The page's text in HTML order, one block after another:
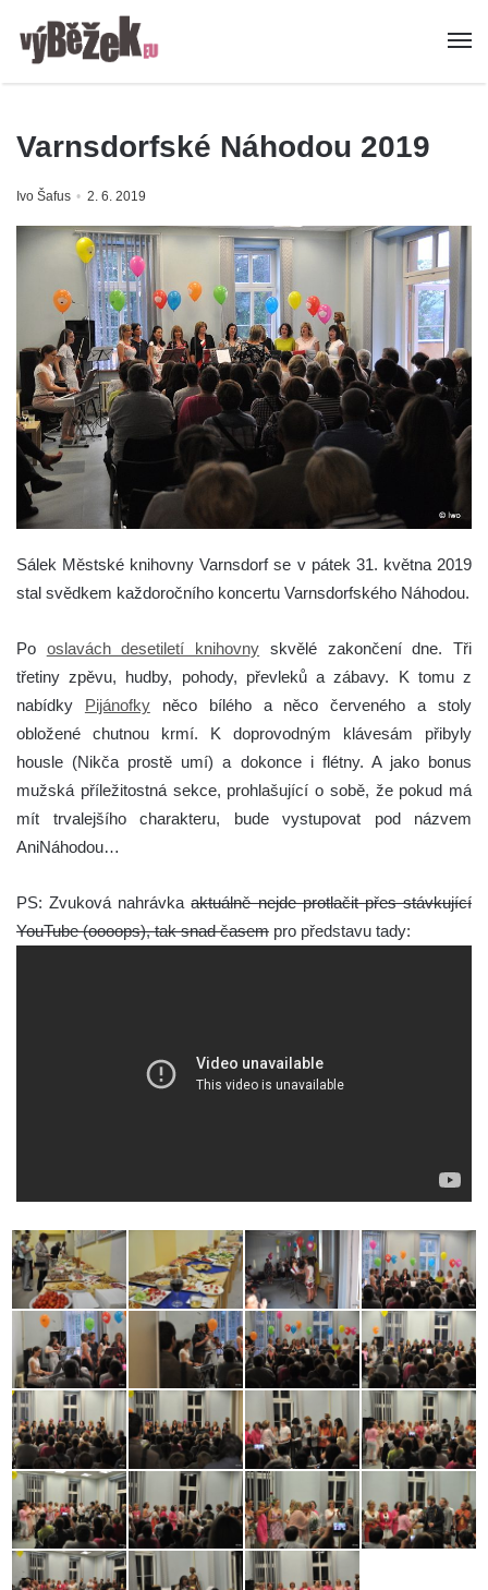
Varnsdorfské Náhodou 2019
Ivo Šafus 2. 6. 2019
Sálek Městské knihovny Varnsdorf se v pátek 31. května 2019
stal svědkem každoročního koncertu Varnsdorfského Náhodou.
Po oslavách desetiletí knihovny skvělé zakončení dne. Tři
třetiny zpěvu, hudby, pohody, převleků a zábavy. K tomu z
nabídky Pijánofkyněco bílého a něco červeného a stoly
obložené chutnou krmí. K doprovodným klávesám přibyly
housle (Nikča prostě umí) a dokonce i flétny. A jako bonus
mužská příležitostná sekce, prohlašující o sobě, že pokud má
mít trvalejšího charakteru, bude vystupovat pod názvem
AniNáhodou…
PS: Zvuková nahrávkaaktuálně nejde protlačit přes stávkující
YouTube (oooops), tak snad časem pro představu tady: